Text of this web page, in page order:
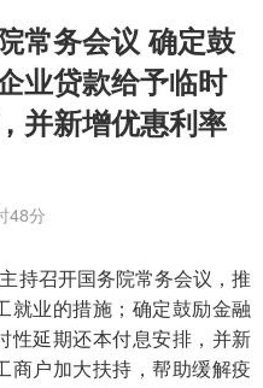
常务会议 确定鼓
业贷款给予临时
并新增优惠利率
48分
持召开国务院常务会议，推
就业的措施；确定鼓励金融
性延期还本付息安排，并新
商户加大扶持，帮助缓解疫